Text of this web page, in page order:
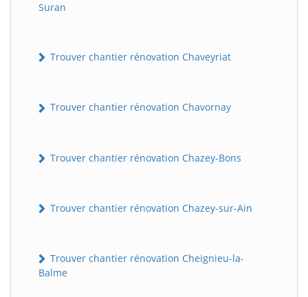
Suran
Trouver chantier rénovation Chaveyriat
Trouver chantier rénovation Chavornay
Trouver chantier rénovation Chazey-Bons
Trouver chantier rénovation Chazey-sur-Ain
Trouver chantier rénovation Cheignieu-la-
Balme